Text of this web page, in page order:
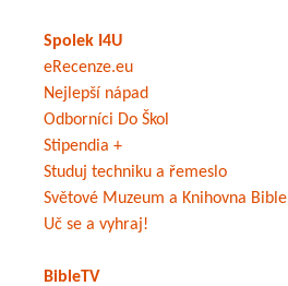
Spolek I4U
eRecenze.eu
Nejlepší nápad
Odborníci Do Škol
Stipendia +
Studuj techniku a řemeslo
Světové Muzeum a Knihovna Bible
Uč se a vyhraj!
BibleTV